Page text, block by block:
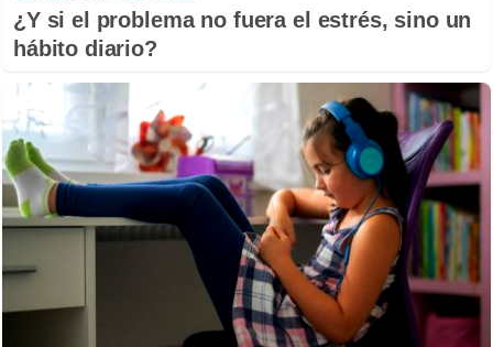
¿Y si el problema no fuera el estrés, sino un
hábito diario?